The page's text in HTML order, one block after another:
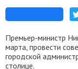
Премьер-министр
марта, провести
городской
столице.